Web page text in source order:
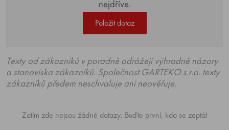
nejdříve.
Položit dotaz
Texty od zákazníků v poradně odrážejí výhradně názory
a stanoviska zákazníků. Společnost GARTEKO s.r.o. texty
zákazníků předem neschvaluje ani neověřuje.
Zatím zde nejsou žádné dotazy. Buďte první, kdo se zeptá!